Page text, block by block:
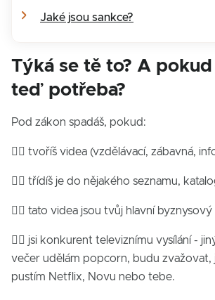
‍Jaké jsou sankce?
Týká se tě to? A
teď potřeba?
Pod zákon spadáš, pokud:
👉🏻 tvoříš videa (vzdělávací, zábavná,
👉🏻 třídíš je do nějakého seznamu,
👉🏻 tato videa jsou tvůj hlavní
👉🏻 jsi konkurent televiznímu vysílání -
večer udělám popcorn, budu zvažovat,
pustím Netflix, Novu nebo tebe.